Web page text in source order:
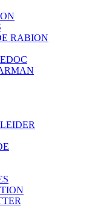
RABION